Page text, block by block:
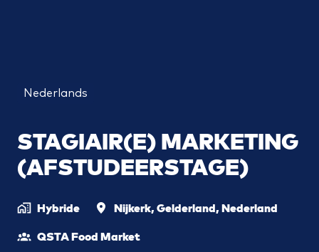
Nederlands
STAGIAIR(E) MARKETING
(AFSTUDEERSTAGE)
Hybride Nijkerk, Gelderland, Nederland
QSTA Food Market